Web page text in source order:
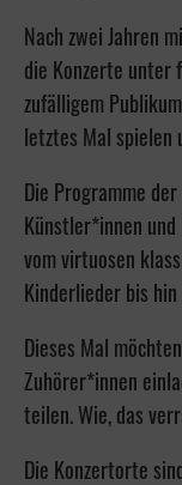
Nach zwei Jahren
die Konzerte unter
zufälligem
letztes Mal spielen
Die Programme
Künstler*innen
vom virtuosen
Kinderlieder bis
Dieses Mal
Zuhörer*innen
teilen. Wie, das
Die Konzertorte